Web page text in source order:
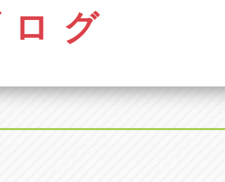
アップル春日井中央店
0568-56-0001
アップル瀬戸店
1
5-2-8
オートフレンド
グ